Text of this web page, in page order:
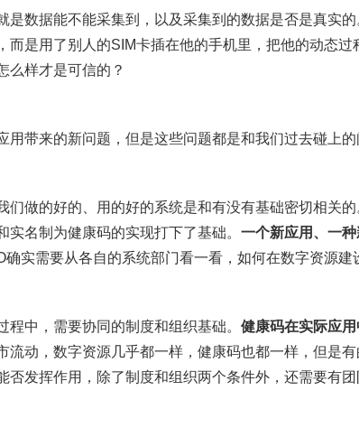
是数据能不能采集到，以及采集到的数据是否是真实
而是用了别人的SIM卡插在他的手机里，把他的动态
么样才是可信的？
用带来的新问题，但是这些问题都是和我们过去碰上的
们做的好的、用的好的系统是和有没有基础密切相关
实名制为健康码的实现打下了基础。 一个新应用、一
确实需要从各自的系统部门看一看，如何在数字资源建
程中，需要协同的制度和组织基础。 健康码在实际应
流动，数字资源几乎都一样，健康码也都一样，但是
否发挥作用，除了制度和组织两个条件外，还需要有